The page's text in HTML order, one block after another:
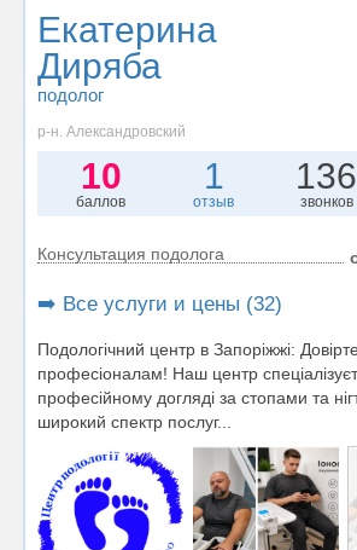
Екатерина
Диряба
подолог
р-н. Александровский
10
баллов
1
отзыв
136
звонков
Консультация подолога
➡️ Все услуги и цены (32)
Подологічний центр в Запоріжжі:
професіоналам! Наш центр
професійному догляді за стопами та
широкий спектр послуг...